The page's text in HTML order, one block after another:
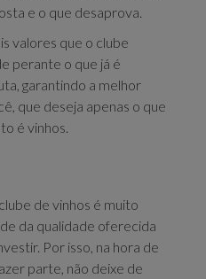
e o que desaprova.
valores que o clube
perante o que já é
garantindo a melhor
que deseja apenas o que
é vinhos.
de vinhos é muito
da qualidade oferecida
Por isso, na hora de
parte, não deixe de